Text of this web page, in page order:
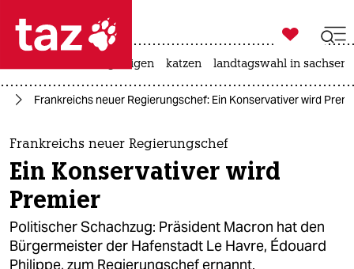
 taz zahl ich
taz zahl ich
themen
politik
öko
gesellschaft

taz zahl ich
bergsteigen katzen landtagswahl in
Frankreichs neuer Regierungschef: Ein Konservativer wird
Frankreichs neuer Regierungschef
Ein Konservativer wird
Premier
Politischer Schachzug: Präsident Macron hat den
Bürgermeister der Hafenstadt Le Havre, Édouard
Philippe, zum Regierungschef ernannt.